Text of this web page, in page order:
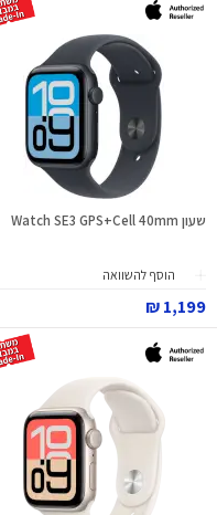
שעון Watch SE3 GPS+Cell 40mm
הוסף להשוואה
1,199 ₪